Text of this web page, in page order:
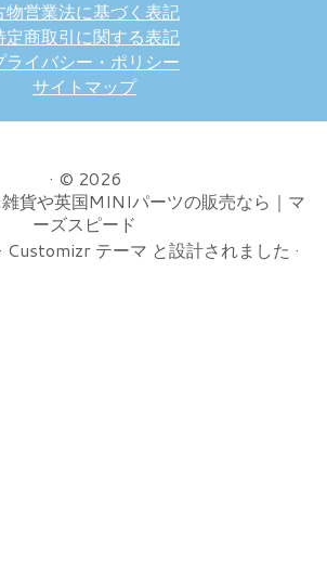
物営業法に基づく表記
定商取引に関する表記
ライバシー・ポリシー
サイトマップ
· © 2026
貨や英国MINIパーツの販売なら｜マ
ーズスピード
Customizr テーマ と設計されました ·